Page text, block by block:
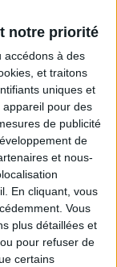
notre priorité
accédons à des
et traitons
uniques et
pour des
de publicité
de
et nous-
En cliquant, vous
Vous
plus détaillées et
pour refuser de
certains
SLATHER ON
WEEKEND